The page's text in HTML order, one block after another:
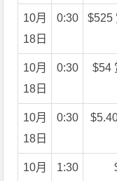
10月
18日
0:30 $525
10月
18日
0:30
$54
10月
18日
0:30
10月
1:30